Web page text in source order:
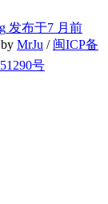
发布于7 月前
MrJu / 闽ICP备
号